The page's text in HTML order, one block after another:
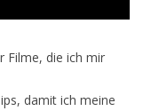
Filme, die ich mir
damit ich meine